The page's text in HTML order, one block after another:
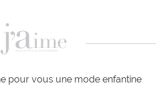
pour vous une mode enfantine